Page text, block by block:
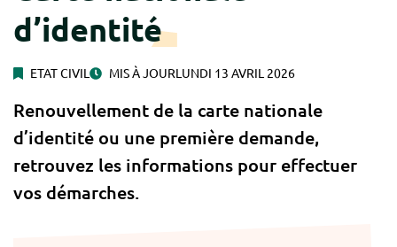
d’identité
ETAT CIVIL MIS À JOURLUNDI 13 AVRIL 2026
Renouvellement de la carte nationale
d’identité ou une première demande,
retrouvez les informations pour effectuer
vos démarches.